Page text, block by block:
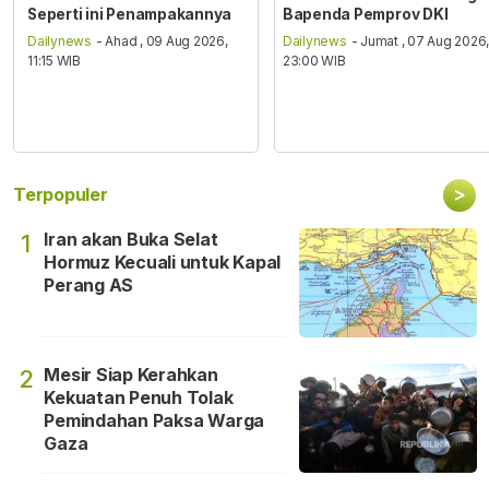
Seperti ini Penampakannya
Dailynews - Ahad , 09 Aug 2026,
11:15 WIB
Bapenda Pemprov DKI
Dailynews - Jumat , 07 Aug 2026,
23:00 WIB
Terpopuler >
1
Iran akan Buka Selat
Hormuz Kecuali untuk Kapal
Perang AS
2 Mesir Siap Kerahkan
Kekuatan Penuh Tolak
Pemindahan Paksa Warga
Gaza